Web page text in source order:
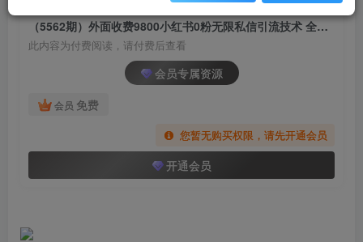
（5562期）外面收费9800小红书0粉无限私信引流技术 全自动引流解放双手【视频+脚本】
此内容为付费阅读，请付费后查看
会员专属资源
会员 免费
您暂无购买权限，请先开通会员
开通会员